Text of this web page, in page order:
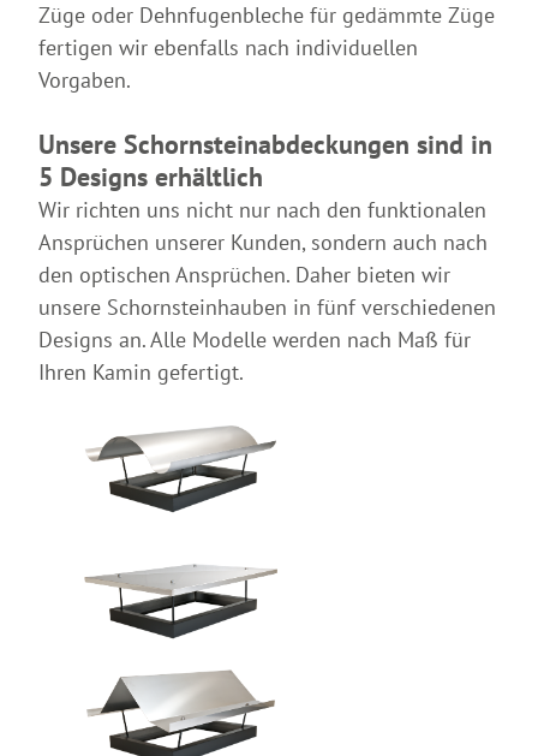
Züge oder Dehnfugenbleche für gedämmte Züge
fertigen wir ebenfalls nach individuellen
Vorgaben.
Unsere Schornsteinabdeckungen sind in
5 Designs erhältlich
Wir richten uns nicht nur nach den funktionalen
Ansprüchen unserer Kunden, sondern auch nach
den optischen Ansprüchen. Daher bieten wir
unsere Schornsteinhauben in fünf verschiedenen
Designs an. Alle Modelle werden nach Maß für
Ihren Kamin gefertigt.